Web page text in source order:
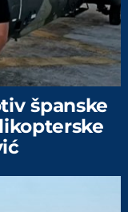
španske